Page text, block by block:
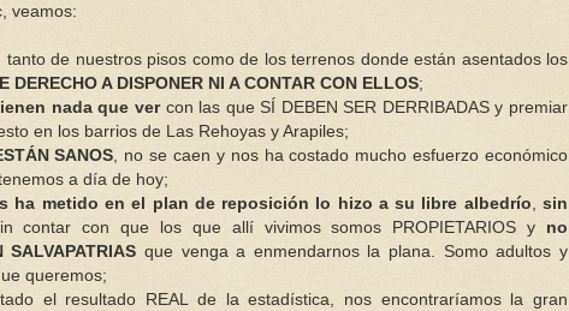
veamos:
, tanto de nuestros pisos como de los terrenos donde están asentados los
DERECHO A DISPONER NI A CONTAR CON ELLOS;
nada que vercon las que SÍ DEBEN SER DERRIBADAS y premiar
en los barrios de Las Rehoyas y Arapiles;
SANOS , no se caen y nos ha costado mucho esfuerzo económico
a día de hoy;
ha metido en el plan de reposición lo hizo a su libre albedrío ,sin
contar con que los que allí vivimos somos PROPIETARIOS y no
que venga a enmendarnos la plana. Somo adultos y
queremos;
el resultado REAL de la estadística, nos encontraríamos la gran